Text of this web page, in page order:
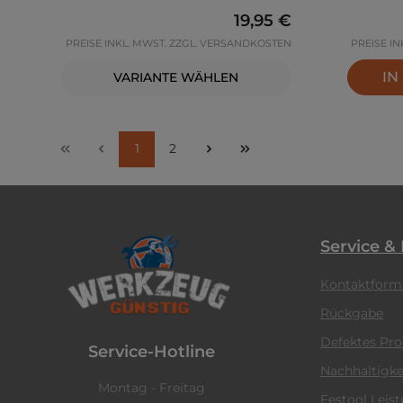
Regulärer Preis:
19,95 €
PREISE INKL. MWST. ZZGL. VERSANDKOSTEN
VARIANTE WÄHLEN
PREISE
IN
Seite
1 Seite
2
Service-Hotline
Montag - Freitag
Service &
Rückgabe
Defektes
Festool